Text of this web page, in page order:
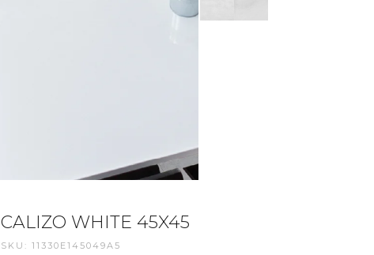
CALIZO WHITE 45X45
SKU: 11330E145049A5